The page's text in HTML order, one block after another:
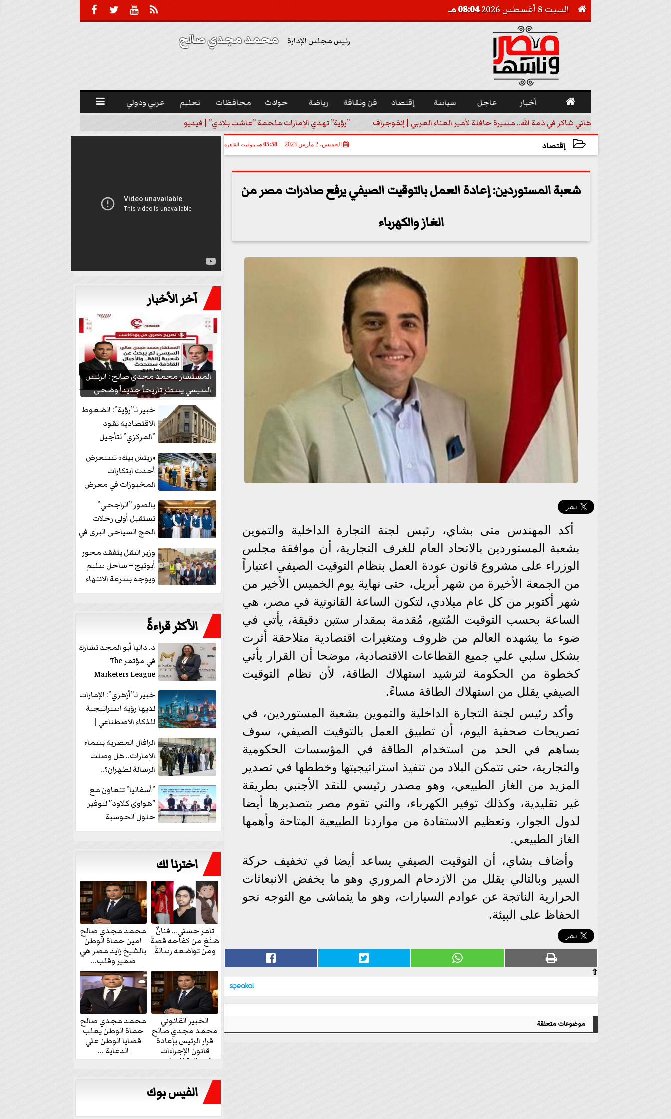
  

 السبت 8 أغسطس 2026 08:04 مـ
رئيس مجلس الإدارة محمد مجدي صالح
 أخبار عاجل سياسة إقتصاد فن وثقافة رياضة حوادث محافظات تعليم عربي ودولي 
هاني شاكر في ذمة الله.. مسيرة حافلة لأمير الغناء العربي | إنفوجراف ”رؤية” تهدي الإمارات ملحمة ”عاشت بلادي” | فيديو
إقتصاد الخميس، 2 مارس 2023 05:58 مـ بتوقيت القاهرة
شعبة المستوردين: إعادة العمل بالتوقيت الصيفي يرفع صادرات مصر من
الغاز والكهرباء
أكد المهندس متى بشاي، رئيس لجنة التجارة الداخلية والتموين
بشعبة المستوردين بالاتحاد العام للغرف التجارية، أن موافقة مجلس
الوزراء على مشروع قانون عودة العمل بنظام التوقيت الصيفي اعتباراً
من الجمعة الأخيرة من شهر أبريل، حتى نهاية يوم الخميس الأخير من
شهر أكتوبر من كل عام ميلادي، لتكون الساعة القانونية في مصر، هي
الساعة بحسب التوقيت المُتبع، مُقدمة بمقدار ستين دقيقة، يأتي في
ضوء ما يشهده العالم من ظروف ومتغيرات اقتصادية متلاحقة أثرت
بشكل سلبي علي جميع القطاعات الاقتصادية، موضحا أن القرار يأتي
كخطوة من الحكومة لترشيد استهلاك الطاقة، لأن نظام التوقيت
الصيفي يقلل من استهلاك الطاقة مساءً.
وأكد رئيس لجنة التجارة الداخلية والتموين بشعبة المستوردين، في
تصريحات صحفية اليوم، أن تطبيق العمل بالتوقيت الصيفي، سوف
يساهم في الحد من استخدام الطاقة في المؤسسات الحكومية
والتجارية، حتى تتمكن البلاد من تنفيذ استراتيجيتها وخططها في تصدير
المزيد من الغاز الطبيعي، وهو مصدر رئيسي للنقد الأجنبي بطريقة
غير تقليدية، وكذلك توفير الكهرباء، والتي تقوم مصر بتصديرها أيضا
لدول الجوار، وتعظيم الاستفادة من مواردنا الطبيعية المتاحة وأهمها
الغاز الطبيعي.
وأضاف بشاي، أن التوقيت الصيفي يساعد أيضا في تخفيف حركة
السير وبالتالي يقلل من الازدحام المروري وهو ما يخفض الانبعاثات
الحرارية الناتجة عن عوادم السيارات، وهو ما يتماشى مع التوجه نحو
الحفاظ على البيئة.
⇧
موضوعات متعلقة
آخر الأخبار
المستشار محمد مجدي صالح : الرئيس
السيسي يسطر تاريخاً جديداً وضحى
بشعبيته...
خبير لـ”رؤية”: الضغوط
الاقتصادية تقود
”المركزي” لتأجيل
«ريتش بيك» تستعرض
أحدث ابتكارات
المخبوزات في معرض
منتجات...
بالصور ”الراجحي”
تستقبل أولى رحلات
الحج السياحى البرى في
وزير النقل يتفقد محور
أبوتيج – ساحل سليم
ويوجه بسرعة الانتهاء
من...
الأكثر قراءةً
د. داليا أبو المجد تشارك
في مؤتمر The
Marketers League
وتدير جلسة...
خبير لـ”أزهري”: الإمارات
لديها رؤية استراتيجية
للذكاء الاصطناعي |
الرافال المصرية بسماء
الإمارات.. هل وصلت
الرسالة لطهران؟..
”ماعت جروب” تُجيب؟
|...
”أسفاليا” تتعاون مع
”هواوي كلاود” لتوفير
حلول الحوسبة
السحابية والأمن
اخترنا لك
تامر حسني… فنانٌ
صَنَعَ من كفاحه قصةً
ومن تواضعه رسالةً
محمد مجدي صالح
امين حماة الوطن
بالشيخ زايد مصر هي
ضمير وقلب...
الخبير القانوني
محمد مجدي صالح
قرار الرئيس بإعادة
قانون الإجراءات
الجنائية للنواب...
محمد مجدي صالح
حماة الوطن يغلب
قضايا الوطن علي
الدعاية ...
الفيس بوك